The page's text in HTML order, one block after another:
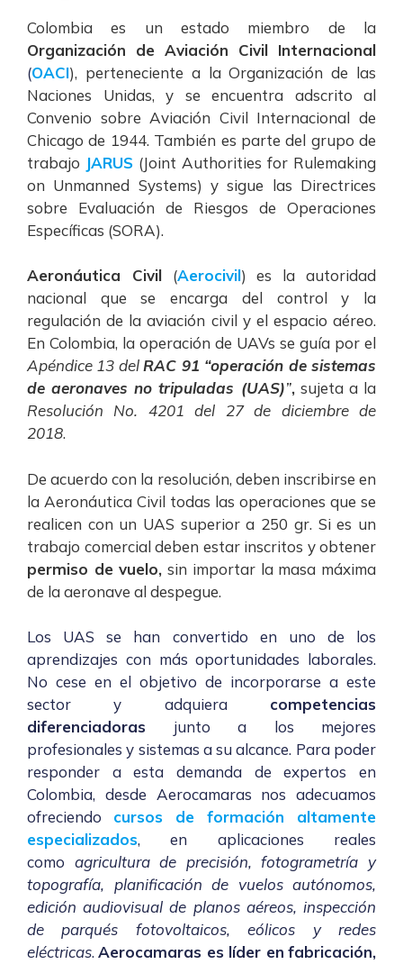
Colombia es un estado miembro de la
Organización de Aviación Civil Internacional
(OACI), perteneciente a la Organización de las
Naciones Unidas, y se encuentra adscrito al
Convenio sobre Aviación Civil Internacional de
Chicago de 1944. También es parte del grupo de
trabajo JARUS (Joint Authorities for Rulemaking
on Unmanned Systems) y sigue las Directrices
sobre Evaluación de Riesgos de Operaciones
Específicas (SORA).
Aeronáutica Civil(Aerocivil) es la autoridad
nacional que se encarga del control y la
regulación de la aviación civil y el espacio aéreo.
En Colombia, la operación de UAVs se guía por el
Apéndice 13 delRAC 91 “operación de sistemas
de aeronaves no tripuladas (UAS)”,sujeta a la
Resolución No. 4201 del 27 de diciembre de
2018.
De acuerdo con la resolución, deben inscribirse en
la Aeronáutica Civil todas las operaciones que se
realicen con un UAS superior a 250 gr. Si es un
trabajo comercial deben estar inscritos y obtener
permiso de vuelo, sin importar la masa máxima
de la aeronave al despegue.
Los UAS se han convertido en uno de los
aprendizajes con más oportunidades laborales.
No cese en el objetivo de incorporarse a este
sector y adquiera competencias
diferenciadoras junto a los mejores
profesionales y sistemas a su alcance. Para poder
responder a esta demanda de expertos en
Colombia, desde Aerocamaras nos adecuamos
ofreciendo cursos de formación altamente
especializados, en aplicaciones reales
como agricultura de precisión, fotogrametría y
topografía, planificación de vuelos autónomos,
edición audiovisual de planos aéreos, inspección
de parqués fotovoltaicos, eólicos y redes
eléctricas.Aerocamaras es líder en fabricación,